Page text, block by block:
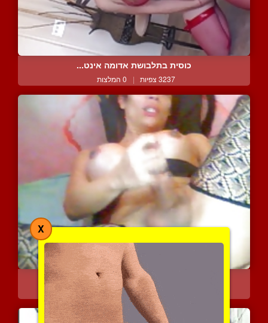
כוסית בתלבושת אדומה אינט...
3237 צפיות | 0 המלצות
כוסית במופע אוננות פראי
3921 צפיות | 0 המלצות
X